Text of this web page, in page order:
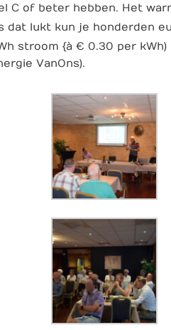
C of beter hebben. Het
lukt kun je honderden
stroom {à € 0.30 per
VanOns).